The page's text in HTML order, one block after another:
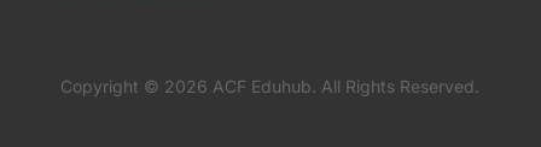
Copyright © 2026 ACF Eduhub. All Rights Reserved.